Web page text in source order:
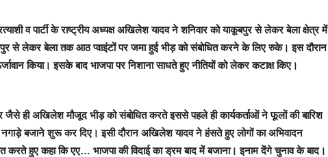
व पार्टी के राष्ट्रीय अध्यक्ष अखिलेश यादव ने शनिवार को याकूबपुर से लेकर बेला क्षेत्र में
से लेकर बेला तक आठ प्वाइंटों पर जमा हुई भीड़ को संबोधित करने के लिए रुके। इस दौरान
किया। इसके बाद भाजपा पर निशाना साधते हुए नीतियों को लेकर कटाक्ष किए।
ही अखिलेश मौजूद भीड़ को संबोधित करते इससे पहले ही कार्यकर्ताओं ने फूलों की बारिश
बजाने शुरू कर दिए। इसी दौरान अखिलेश यादव ने हंसते हुए लोगों का अभिवादन
करते हुए कहा कि एए… भाजपा की विदाई का ड्रम बाद में बजाना। इनाम देंगे चुनाव के बाद।